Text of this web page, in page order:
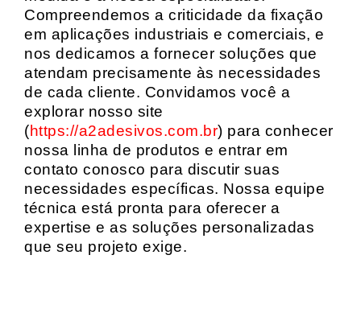
Compreendemos a criticidade da fixação
em aplicações industriais e comerciais, e
nos dedicamos a fornecer soluções que
atendam precisamente às necessidades
de cada cliente. Convidamos você a
explorar nosso site
(https://a2adesivos.com.br) para conhecer
nossa linha de produtos e entrar em
contato conosco para discutir suas
necessidades específicas. Nossa equipe
técnica está pronta para oferecer a
expertise e as soluções personalizadas
que seu projeto exige.